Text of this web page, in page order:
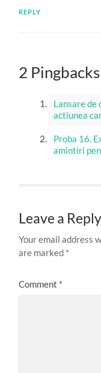
REPLY
2 Pingbacks
Lansare de
actiunea
Proba 16.
amintiri
Leave a Reply
Your email address
are marked *
Comment *